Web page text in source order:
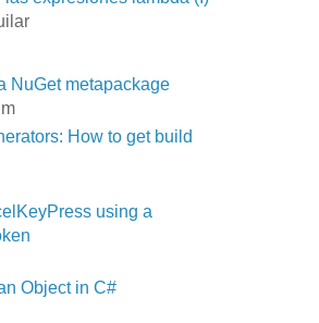
NuGet metapackage
How to get build
using a
Object in C#